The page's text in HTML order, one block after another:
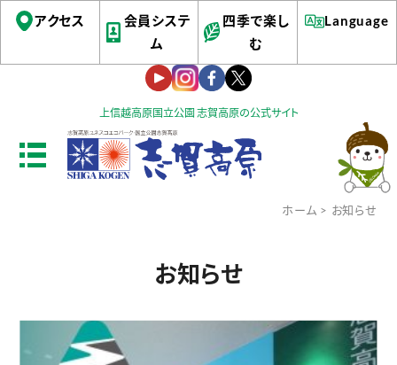
上信越高原国立公園 志賀高原の公式サイト
アクセス
会員システ
ム
四季で楽し
む
Language
ホーム > お知らせ
お知らせ